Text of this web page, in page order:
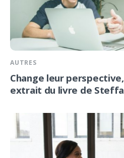
AUTRES
Change leur
extrait du livre de